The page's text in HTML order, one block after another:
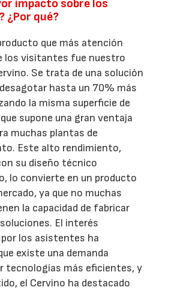
impacto sobre los
¿Por qué?
que más atención
los visitantes fue nuestro
Se trata de una solución
hasta un 70% más
la misma superficie de
supone una gran ventaja
muchas plantas de
Este alto rendimiento,
su diseño técnico
lo convierte en un producto
ya que no muchas
la capacidad de fabricar
El interés
los asistentes ha
existe una demanda
tecnologías más eficientes, y
el Cervino ha destacado